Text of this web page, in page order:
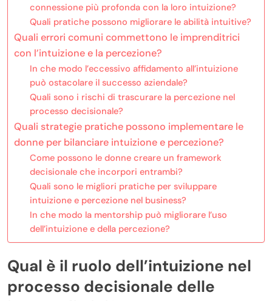
connessione più profonda con la loro intuizione?
Quali pratiche possono migliorare le abilità intuitive?
Quali errori comuni commettono le imprenditrici
con l’intuizione e la percezione?
In che modo l’eccessivo affidamento all’intuizione
può ostacolare il successo aziendale?
Quali sono i rischi di trascurare la percezione nel
processo decisionale?
Quali strategie pratiche possono implementare le
donne per bilanciare intuizione e percezione?
Come possono le donne creare un framework
decisionale che incorpori entrambi?
Quali sono le migliori pratiche per sviluppare
intuizione e percezione nel business?
In che modo la mentorship può migliorare l’uso
dell’intuizione e della percezione?
Qual è il ruolo dell’intuizione nel
processo decisionale delle